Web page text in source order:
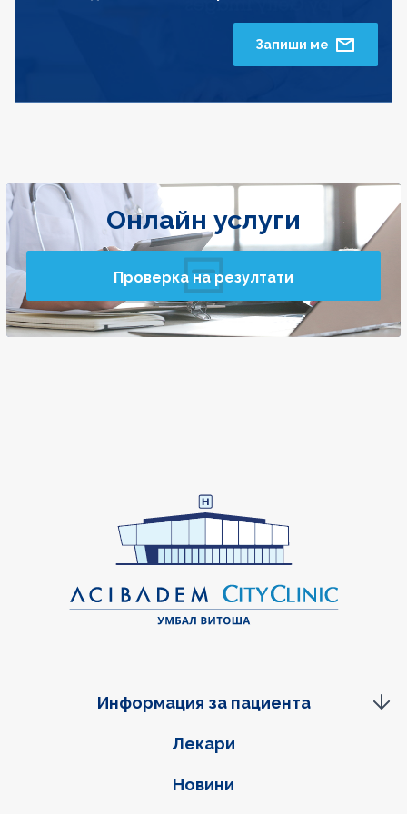
Запиши ме
Онлайн услуги
Проверка на резултати
Фуутер навигация
Лекари
Новини
Информация за пациента